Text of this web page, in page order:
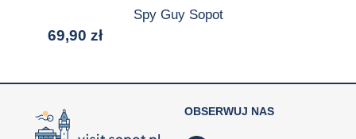
Spy Guy Sopot
69,90 zł
OBSERWUJ NAS